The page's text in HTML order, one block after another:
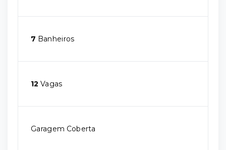
7 Banheiros
12 Vagas
Garagem Coberta